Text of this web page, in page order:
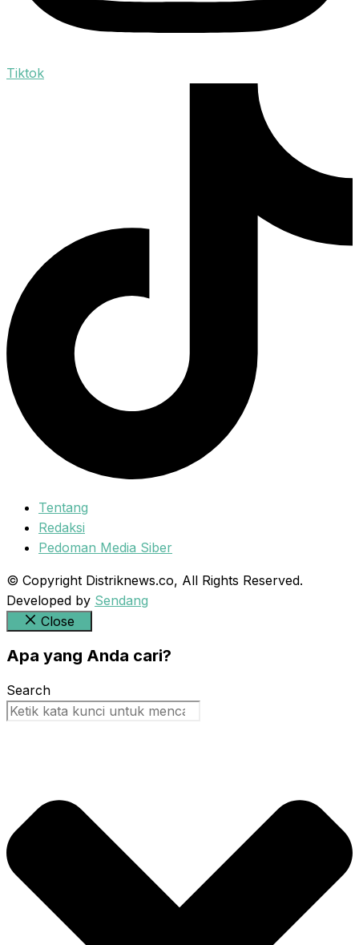
Tiktok
Tentang
Redaksi
Pedoman Media Siber
© Copyright Distriknews.co, All Rights Reserved.
Developed by Sendang
Close
Apa yang Anda cari?
Search